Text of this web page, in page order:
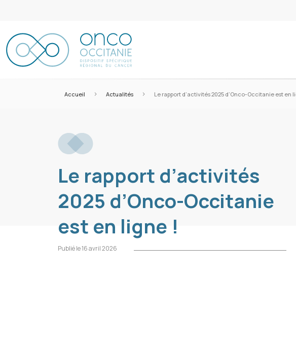
Accueil > Actualités > Le rapport d’activités 2025 d’Onco-Occitanie est en
Le rapport d’activités
2025 d’Onco-Occitanie
est en ligne !
Publié le 16 avril 2026